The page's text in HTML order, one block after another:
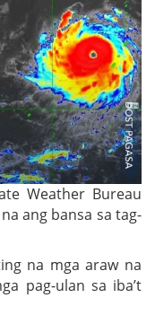
Weather Bureau
ang bansa sa tag-
na mga araw na
pag-ulan sa iba’t